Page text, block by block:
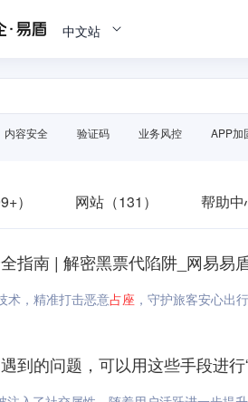
中文站
内容安全 验证码 业务风控 APP加
） 网站（131） 帮助中
指南 | 解密黑票代陷阱_网易易
术，精准打击恶意占座 ，守护旅客安心出
到的问题，可以用这些手段进